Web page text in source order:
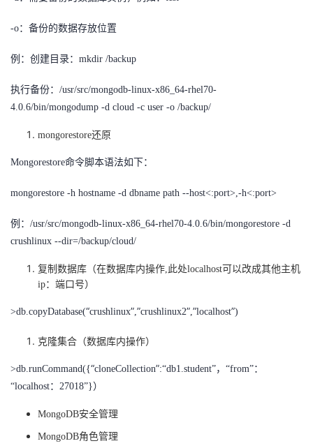
-o：备份的数据存放位置
例：创建目录： mkdir /backup
执行备份： /usr/src/mongodb-linux-x86_64-rhel70-
4.0.6/bin/mongodump -d cloud -c user -o /backup/
mongorestore还原
Mongorestore命令脚本语法如下：
mongorestore -h hostname -d dbname path --host<:port>,-h<:port>
例： /usr/src/mongodb-linux-x86_64-rhel70-4.0.6/bin/mongorestore -d
crushlinux --dir=/backup/cloud/
复制数据库（在数据库内操作,此处localhost可以改成其他主机
ip：端口号）
>db.copyDatabase(“crushlinux”,”crushlinux2”,”localhost”)
克隆集合（数据库内操作）
>db.runCommand({“cloneCollection”:“db1.student”，“from”：
“localhost：27018”}）
MongoDB安全管理
MongoDB角色管理